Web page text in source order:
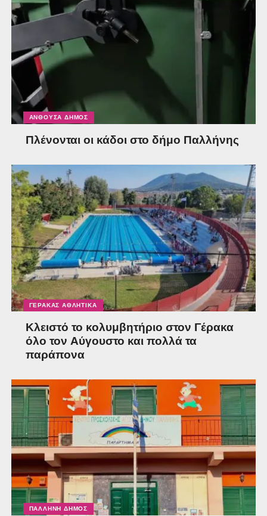
ΑΝΘΟΎΣΑ ΔΉΜΟΣ
Πλένονται οι κάδοι στο δήμο Παλλήνης
ΓΈΡΑΚΑΣ ΑΘΛΗΤΙΚΆ
Κλειστό το κολυμβητήριο στον Γέρακα
όλο τον Αύγουστο και πολλά τα
παράπονα
ΠΑΛΛΉΝΗ ΔΉΜΟΣ